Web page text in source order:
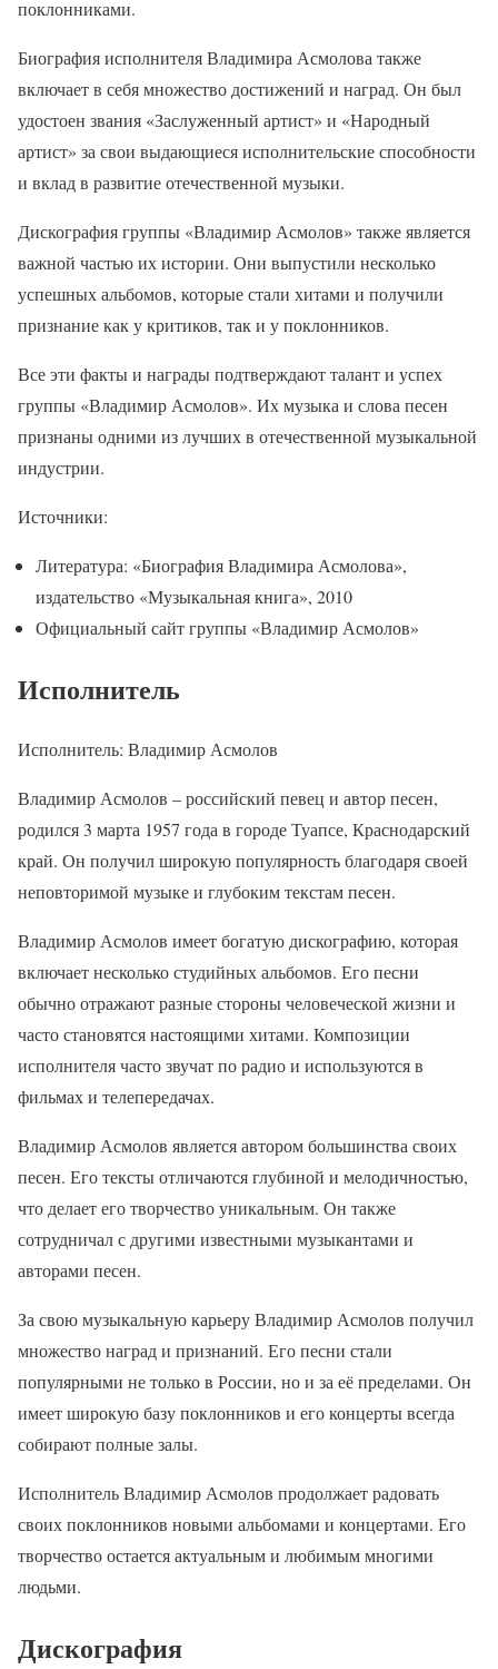
поклонниками.
Биография исполнителя Владимира Асмолова также
включает в себя множество достижений и наград. Он был
удостоен звания «Заслуженный артист» и «Народный
артист» за свои выдающиеся исполнительские способности
и вклад в развитие отечественной музыки.
Дискография группы «Владимир Асмолов» также является
важной частью их истории. Они выпустили несколько
успешных альбомов, которые стали хитами и получили
признание как у критиков, так и у поклонников.
Все эти факты и награды подтверждают талант и успех
группы «Владимир Асмолов». Их музыка и слова песен
признаны одними из лучших в отечественной музыкальной
индустрии.
Источники:
Литература: «Биография Владимира Асмолова»,
издательство «Музыкальная книга», 2010
Официальный сайт группы «Владимир Асмолов»
Исполнитель
Исполнитель: Владимир Асмолов
Владимир Асмолов – российский певец и автор песен,
родился 3 марта 1957 года в городе Туапсе, Краснодарский
край. Он получил широкую популярность благодаря своей
неповторимой музыке и глубоким текстам песен.
Владимир Асмолов имеет богатую дискографию, которая
включает несколько студийных альбомов. Его песни
обычно отражают разные стороны человеческой жизни и
часто становятся настоящими хитами. Композиции
исполнителя часто звучат по радио и используются в
фильмах и телепередачах.
Владимир Асмолов является автором большинства своих
песен. Его тексты отличаются глубиной и мелодичностью,
что делает его творчество уникальным. Он также
сотрудничал с другими известными музыкантами и
авторами песен.
За свою музыкальную карьеру Владимир Асмолов получил
множество наград и признаний. Его песни стали
популярными не только в России, но и за её пределами. Он
имеет широкую базу поклонников и его концерты всегда
собирают полные залы.
Исполнитель Владимир Асмолов продолжает радовать
своих поклонников новыми альбомами и концертами. Его
творчество остается актуальным и любимым многими
людьми.
Дискография